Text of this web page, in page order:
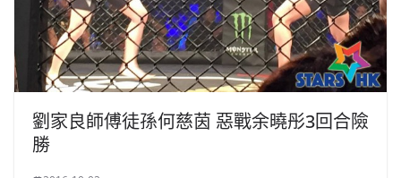
劉家良師傅徒孫何慈茵 惡戰余曉彤3回合險
勝